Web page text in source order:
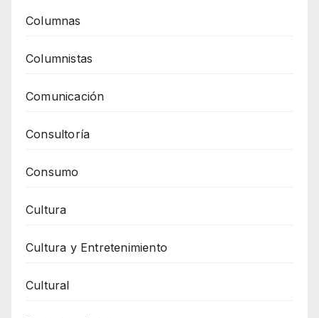
Columnas
Columnistas
Comunicación
Consultoría
Consumo
Cultura
Cultura y Entretenimiento
Cultural